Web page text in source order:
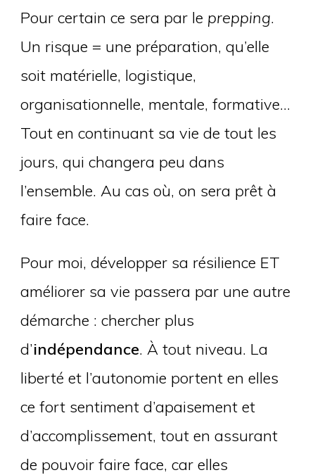
Pour certain ce sera par le prepping.
Un risque = une préparation, qu’elle
soit matérielle, logistique,
organisationnelle, mentale, formative…
Tout en continuant sa vie de tout les
jours, qui changera peu dans
l’ensemble. Au cas où, on sera prêt à
faire face.
Pour moi, développer sa résilience ET
améliorer sa vie passera par une autre
démarche : chercher plus
d’indépendance. À tout niveau. La
liberté et l’autonomie portent en elles
ce fort sentiment d’apaisement et
d’accomplissement, tout en assurant
de pouvoir faire face, car elles